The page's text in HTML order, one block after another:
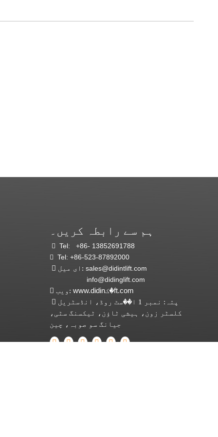
ہم سے رابطہ کریں۔
 Tel: +86- 13852691788
 Tel: +86-523-87892000

ای میل: sales@didintlift.com
info@didinglift.com

ویب: www.didinک�ft.com

کلسٹر زون، ہیشی ٹاؤن، ٹیکسنگ سٹی،
جیانگ سو صوبہ، چین